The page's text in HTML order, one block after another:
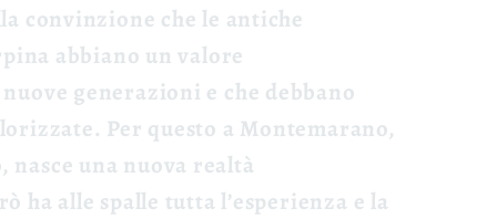
convinzione che le antiche
abbiano un valore
generazioni e che debbano
Per questo a Montemarano,
nasce una nuova realtà
ha alle spalle tutta l’esperienza e la